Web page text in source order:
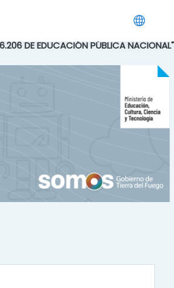
DE EDUCACIÓN PÚBLICA NACIONAL"